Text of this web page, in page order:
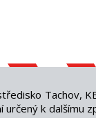
Tachov,
k dalšímu